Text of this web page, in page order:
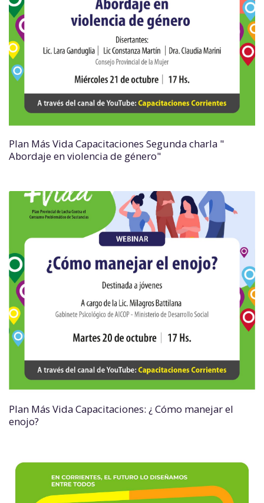
Plan Más Vida Capacitaciones Segunda charla "
Abordaje en violencia de género"
Plan Más Vida Capacitaciones: ¿ Cómo manejar el
enojo?